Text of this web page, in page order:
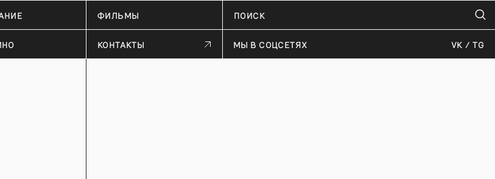
ФИЛЬМЫ
КОНТАКТЫ МЫ В СОЦСЕТЯХ VK TG